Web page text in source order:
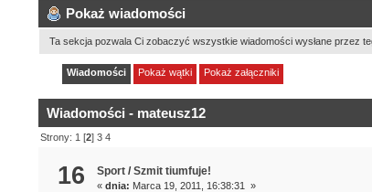
Pokaż wiadomości
Ta sekcja pozwala Ci zobaczyć wszystkie wiadomości wysłane przez
Wiadomości Pokaż wątki Pokaż załączniki
Wiadomości - mateusz12
Strony: 1 [2]3 4
16 Sport /Szmit tiumfuje!
«dnia: Marca 19, 2011, 16:38:31 »